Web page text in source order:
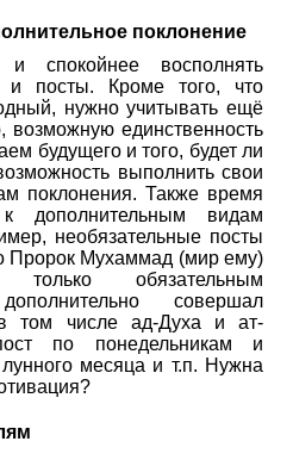
поклонение
спокойнее восполнять
и посты. Кроме того, что
нужно учитывать ещё
единственность
будущего и того, будет ли
выполнить свои
поклонения. Также время
дополнительным видам
необязательные посты
Пророк Мухаммад (мир ему)
только обязательным
совершал
том числе ад-Духа и ат-
по понедельникам и
месяца и т.п. Нужна